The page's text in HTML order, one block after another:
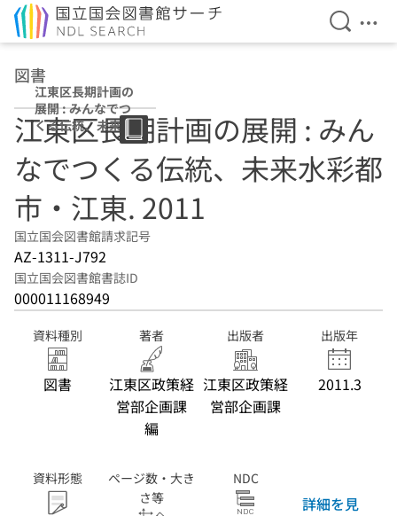
検索を
メ
図書
江東区長期計画の
展開 : みんなでつ
くる伝統、未来水
彩都市・江東
2011
江東区長期計画の展開 : みん
なでつくる伝統、未来水彩都
市・江東. 2011
国立国会図書館請求記号
AZ-1311-J792
国立国会図書館書誌ID
000011168949
資料種別
図書
著者
江東区政策経
営部企画課
編
出版者
江東区政策経
営部企画課
出版年
2011.3
資料形態
ページ数・大き
さ等
NDC
詳細を見